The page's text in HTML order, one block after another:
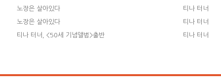
노장은 살아있다 티나 터너
노장은 살아있다 티나 터너
티나 터너, <50세 기념앨범>출반 티나 터너